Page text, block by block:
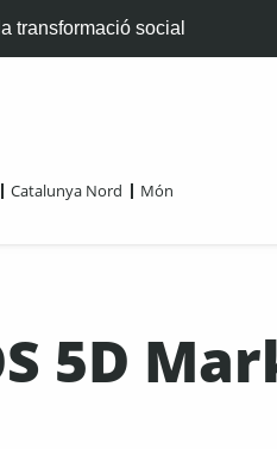
transformació social
Catalunya Nord Món
5D